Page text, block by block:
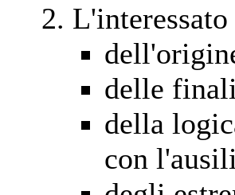
delle
della
con